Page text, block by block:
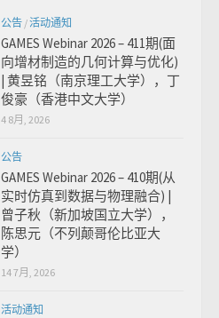
公告 /活动通知
GAMES Webinar 2026 – 411期(面
向增材制造的几何计算与优化)
| 黄昱铭（南京理工大学），丁
俊豪（香港中文大学）
4 8月, 2026
公告
GAMES Webinar 2026 – 410期(从
实时仿真到数据与物理融合) |
曾子秋（新加坡国立大学），
陈思元（不列颠哥伦比亚大
学）
14 7月, 2026
活动通知